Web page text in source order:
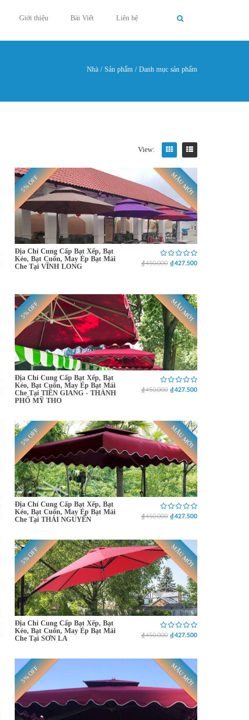
Giới thiệu Bài Viết Liên hệ
Nhà / Sản phẩm / Danh mục sản phẩm
View:
5% OFF MẪU MỚI
Địa Chỉ Cung Cấp Bạt Xếp, Bạt
Kéo, Bạt Cuốn, May Ép Bạt Mái
Che Tại VĨNH LONG
₫ 450.000 ₫ 427.500
5% OFF MẪU MỚI
Địa Chỉ Cung Cấp Bạt Xếp, Bạt
Kéo, Bạt Cuốn, May Ép Bạt Mái
Che Tại TIỀN GIANG - THÀNH
PHỐ MỸ THO
₫ 450.000 ₫ 427.500
5% OFF MẪU MỚI
Địa Chỉ Cung Cấp Bạt Xếp, Bạt
Kéo, Bạt Cuốn, May Ép Bạt Mái
Che Tại THÁI NGUYÊN
₫ 450.000 ₫ 427.500
5% OFF MẪU MỚI
Địa Chỉ Cung Cấp Bạt Xếp, Bạt
Kéo, Bạt Cuốn, May Ép Bạt Mái
Che Tại SƠN LA
₫ 450.000 ₫ 427.500
5% OFF MẪU MỚI